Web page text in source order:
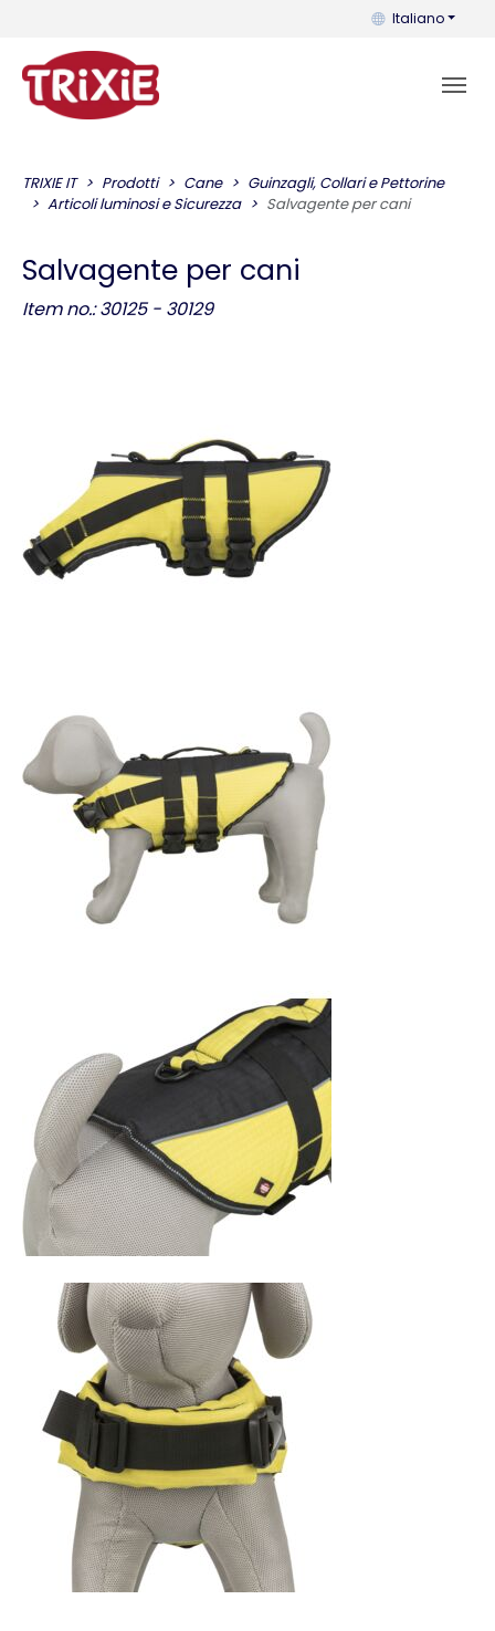
Puoi cambiare
Italiano
TRIXIE IT Prodotti Cane
Guinzagli, Collari e Pettorine
Articoli luminosi e Sicurezza
Salvagente per cani
Salvagente per cani
Item no.: 30125 - 30129